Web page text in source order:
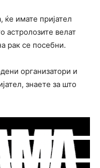
имате пријател
астролозите велат
рак се посебни.
организатори и
знаете за што